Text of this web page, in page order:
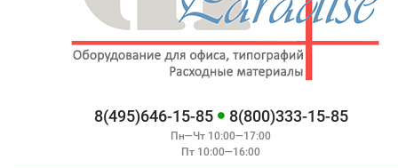
8(495)646-15-85 8(800)333-15-85
Пн—Чт 10:00—17:00
Пт 10:00—16:00